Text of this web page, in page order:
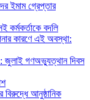
ইমাম গ্রেপ্তার
কর্মকর্তাকে বদলি
কারণে এই অবস্থা:
জুলাই গণঅভ্যুত্থান দিবস
বিরুদ্ধে আনুষ্ঠানিক